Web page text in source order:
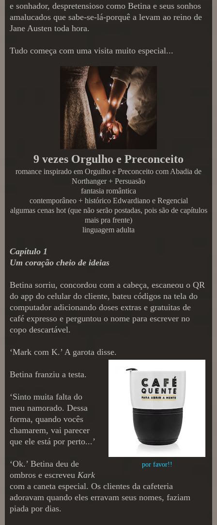
e sonhador, despretensioso como Betina e seus sonhos
amalucados que sabe-se-lá-porquê a levam ao reino de
Jane Austen toda hora.
Tudo começa com uma visita muito especial...
9 vezes Orgulho e Preconceito
romance inspirado em Orgulho e Preconceito com Abadia de
Northanger + Persuasão
fantasia romântica
contemporâneo + histórico Edwardiano e Regencial
algumas cenas hot (que não serão postadas, pois são de capítulos
mais pra frente)
linguagem adulta
Capítulo 1
Um coração cheio de ideias
Betina sorriu, concordou com a cabeça, escaneou o QR
do app do celular do cliente, bateu códigos na tela do
computador adicionando doses extras e gratuitas de
café expresso e perguntou o nome para escrever no
copo descartável.
‘Mark com K.’ A garota disse.
por favor!!
Betina franziu a testa.
‘Sinto muita falta do
meu namorado. Dessa
forma, quando vocês
chamarem, vai parecer
que ele está por perto...’
‘Ok.’ Betina deu de
ombros e escreveu Kark
com a caneta especial. Os clientes da cafeteria
adoravam quando eles erravam seus nomes, faziam
piada por dias.